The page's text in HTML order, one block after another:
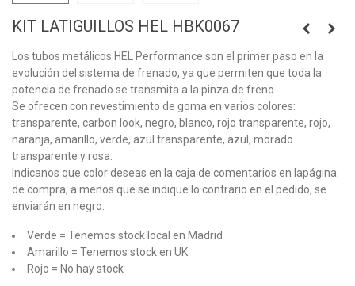
KIT LATIGUILLOS HEL HBK0067
Los tubos metálicos HEL Performance son el primer paso en la
evolución del sistema de frenado, ya que permiten que toda la
potencia de frenado se transmita a la pinza de freno.
Se ofrecen con revestimiento de goma en varios colores:
transparente, carbon look, negro, blanco, rojo transparente, rojo,
naranja, amarillo, verde, azul transparente, azul, morado
transparente y rosa.
Indicanos que color deseas en la caja de comentarios en lapágina
de compra, a menos que se indique lo contrario en el pedido, se
enviarán en negro.
Verde = Tenemos stock local en Madrid
Amarillo = Tenemos stock en UK
Rojo = No hay stock